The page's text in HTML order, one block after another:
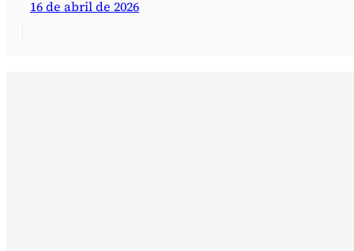
16 de abril de 2026